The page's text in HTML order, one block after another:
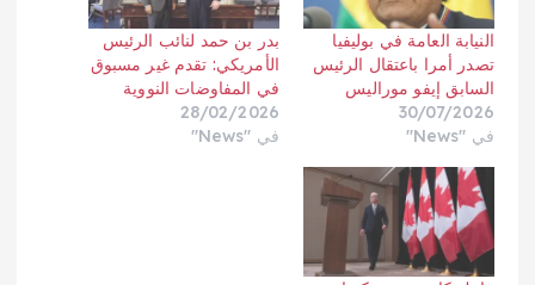
النيابة العامة في بوليفيا
تصدر أمرا باعتقال الرئيس
السابق إيفو موراليس
30/07/2026
في "News"
بدر بن حمد لنائب الرئيس
الأمريكي: تقدم غير مسبوق
في المفاوضات النووية
28/02/2026
في "News"